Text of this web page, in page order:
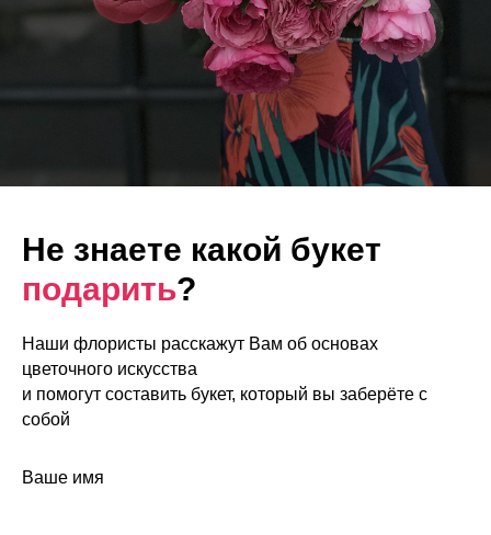
Не знаете какой букет
подарить?
Наши флористы расскажут Вам об основах
цветочного искусства
и помогут составить букет, который вы заберёте с
собой
Ваше имя